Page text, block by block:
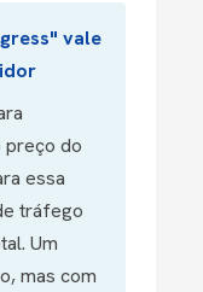
vale
preço do
essa
tráfego
Um
mas com